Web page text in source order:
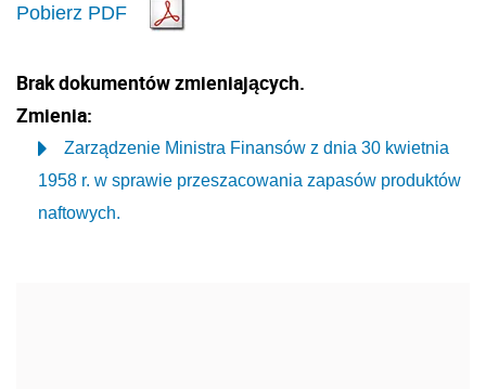
Pobierz PDF
Brak dokumentów zmieniających.
Zmienia:
Zarządzenie Ministra Finansów z dnia 30 kwietnia
1958 r. w sprawie przeszacowania zapasów produktów
naftowych.